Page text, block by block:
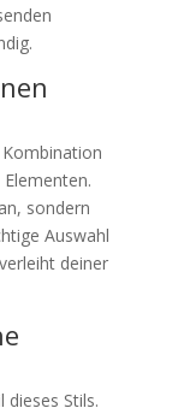
sondern
Auswahl
deiner
Stils.